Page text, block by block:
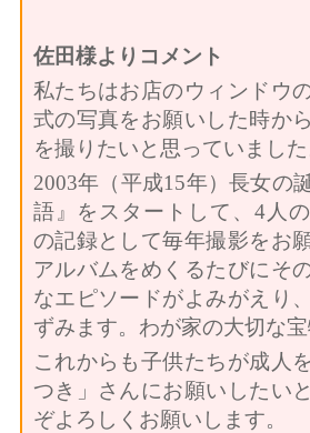
佐田様よりコメント
私たちはお店のウィンドウ
式の写真をお願いした時か
を撮りたいと思っていました
2003年（平成15年）長女の
語』をスタートして、4人
の記録として毎年撮影をお
アルバムをめくるたびにそ
なエピソードがよみがえり
ずみます。わが家の大切な宝
これからも子供たちが成人
つき」さんにお願いしたい
ぞよろしくお願いします。